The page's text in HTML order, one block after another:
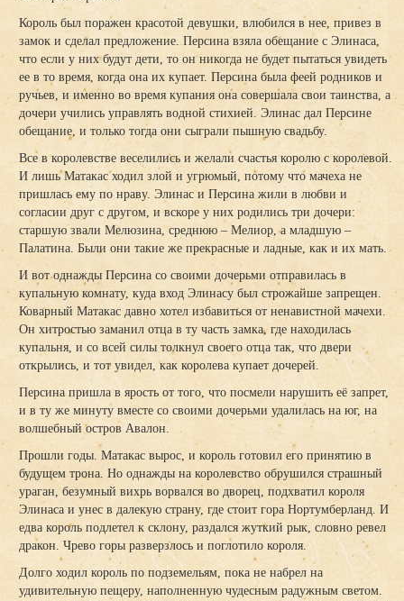
Король был поражен красотой девушки, влюбился в нее, привез в
замок и сделал предложение. Персина взяла обещание с Элинаса,
что если у них будут дети, то он никогда не будет пытаться увидеть
ее в то время, когда она их купает. Персина была феей родников и
ручьев, и именно во время купания она совершала свои таинства, а
дочери учились управлять водной стихией. Элинас дал Персине
обещание, и только тогда они сыграли пышную свадьбу.
Все в королевстве веселились и желали счастья королю с королевой.
И лишь Матакас ходил злой и угрюмый, потому что мачеха не
пришлась ему по нраву. Элинас и Персина жили в любви и
согласии друг с другом, и вскоре у них родились три дочери:
старшую звали Мелюзина, среднюю – Мелиор, а младшую –
Палатина. Были они такие же прекрасные и ладные, как и их мать.
И вот однажды Персина со своими дочерьми отправилась в
купальную комнату, куда вход Элинасу был строжайше запрещен.
Коварный Матакас давно хотел избавиться от ненавистной мачехи.
Он хитростью заманил отца в ту часть замка, где находилась
купальня, и со всей силы толкнул своего отца так, что двери
открылись, и тот увидел, как королева купает дочерей.
Персина пришла в ярость от того, что посмели нарушить её запрет,
и в ту же минуту вместе со своими дочерьми удалилась на юг, на
волшебный остров Авалон.
Прошли годы. Матакас вырос, и король готовил его принятию в
будущем трона. Но однажды на королевство обрушился страшный
ураган, безумный вихрь ворвался во дворец, подхватил короля
Элинаса и унес в далекую страну, где стоит гора Нортумберланд. И
едва король подлетел к склону, раздался жуткий рык, словно ревел
дракон. Чрево горы разверзлось и поглотило короля.
Долго ходил король по подземельям, пока не набрел на
удивительную пещеру, наполненную чудесным радужным светом.